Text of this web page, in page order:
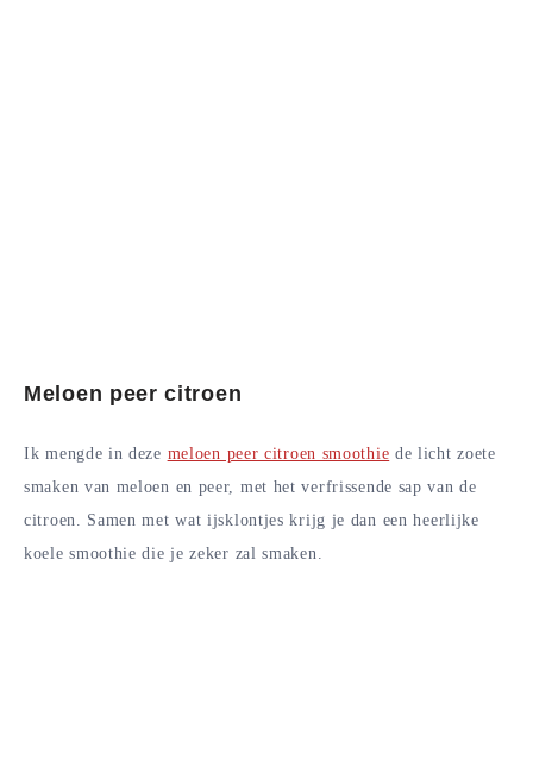
Meloen peer citroen
Ik mengde in deze meloen peer citroen smoothie de licht zoete
smaken van meloen en peer, met het verfrissende sap van de
citroen. Samen met wat ijsklontjes krijg je dan een heerlijke
koele smoothie die je zeker zal smaken.